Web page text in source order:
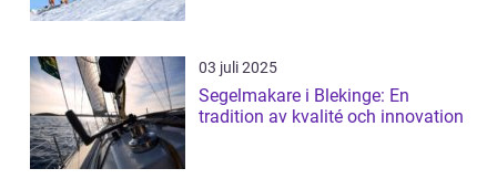
03 juli 2025
Segelmakare i Blekinge: En
tradition av kvalité och innovation